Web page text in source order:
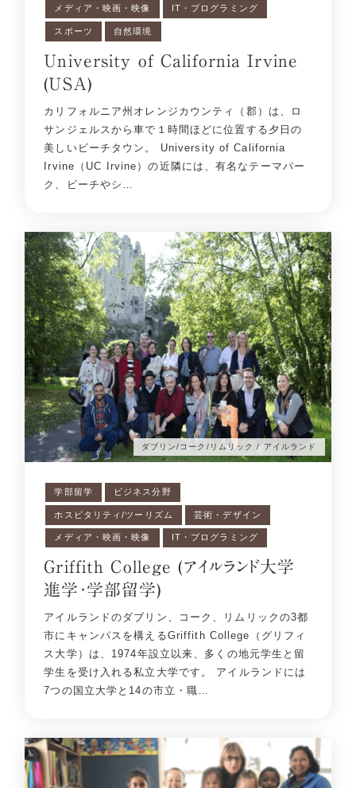
メディア・映画・映像 IT・プログラミング
スポーツ 自然環境
University of California Irvine
(USA)
カリフォルニア州オレンジカウンティ（郡）は、ロ
サンジェルスから車で１時間ほどに位置する夕日の
美しいビーチタウン。 University of California
Irvine（UC Irvine）の近隣には、有名なテーマパー
ク、ビーチやシ…
ダブリン/コーク/リムリック / アイルランド
学部留学 ビジネス分野
ホスピタリティ/ツーリズム 芸術・デザイン
メディア・映画・映像 IT・プログラミング
Griffith College (アイルランド大学
進学・学部留学)
アイルランドのダブリン、コーク、リムリックの3都
市にキャンパスを構えるGriffith College（グリフィ
ス大学）は、1974年設立以来、多くの地元学生と留
学生を受け入れる私立大学です。 アイルランドには
7つの国立大学と14の市立・職…